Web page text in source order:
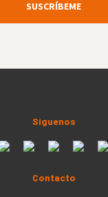
Síguenos
Contacto